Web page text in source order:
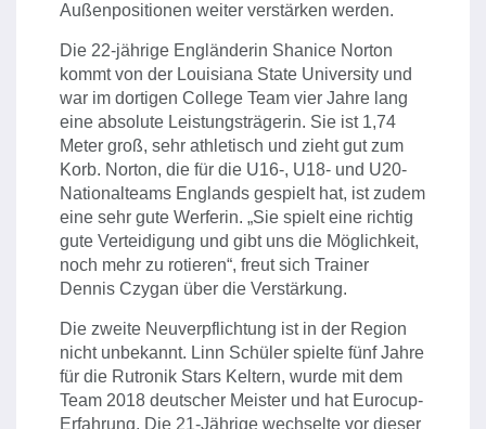
Außenpositionen weiter verstärken werden.
Die 22-jährige Engländerin Shanice Norton
kommt von der Louisiana State University und
war im dortigen College Team vier Jahre lang
eine absolute Leistungsträgerin. Sie ist 1,74
Meter groß, sehr athletisch und zieht gut zum
Korb. Norton, die für die U16-, U18- und U20-
Nationalteams Englands gespielt hat, ist zudem
eine sehr gute Werferin. „Sie spielt eine richtig
gute Verteidigung und gibt uns die Möglichkeit,
noch mehr zu rotieren“, freut sich Trainer
Dennis Czygan über die Verstärkung.
Die zweite Neuverpflichtung ist in der Region
nicht unbekannt. Linn Schüler spielte fünf Jahre
für die Rutronik Stars Keltern, wurde mit dem
Team 2018 deutscher Meister und hat Eurocup-
Erfahrung. Die 21-Jährige wechselte vor dieser